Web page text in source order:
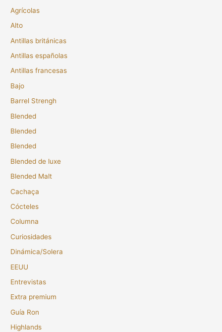
Agrícolas
Alto
Antillas británicas
Antillas españolas
Antillas francesas
Bajo
Barrel Strengh
Blended
Blended
Blended
Blended de luxe
Blended Malt
Cachaça
Cócteles
Columna
Curiosidades
Dinámica/Solera
EEUU
Entrevistas
Extra premium
Guía Ron
Highlands